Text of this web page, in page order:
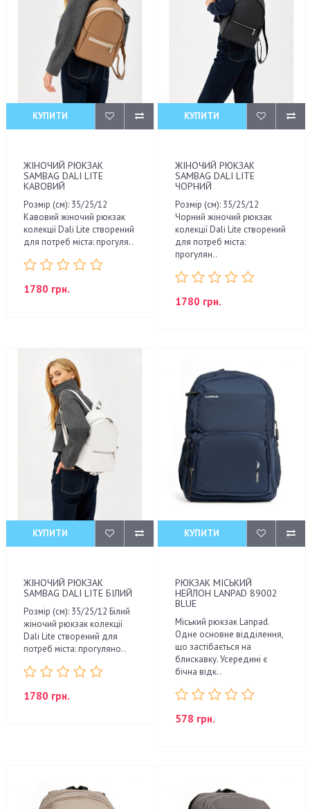
КУПИТИ
ЖІНОЧИЙ РЮКЗАК
SAMBAG DALI LITE
КАВОВИЙ
Розмір (см): 35/25/12
Кавовий жіночий рюкзак
колекції Dali Lite створений
для потреб міста: прогуля..
1780 грн.
КУПИТИ
ЖІНОЧИЙ РЮКЗАК
SAMBAG DALI LITE
ЧОРНИЙ
Розмір (см): 35/25/12
Чорний жіночий рюкзак
колекції Dali Lite створений
для потреб міста:
прогулян..
1780 грн.
КУПИТИ
ЖІНОЧИЙ РЮКЗАК
SAMBAG DALI LITE БІЛИЙ
Розмір (см): 35/25/12 Білий
жіночий рюкзак колекції
Dali Lite створений для
потреб міста: прогуляно..
1780 грн.
КУПИТИ
РЮКЗАК МІСЬКИЙ
НЕЙЛОН LANPAD 89002
BLUE
Міський рюкзак Lanpad.
Одне основне відділення,
що застібається на
блискавку. Усередині є
бічна відк..
578 грн.